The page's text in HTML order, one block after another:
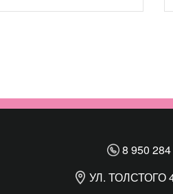
8 950 284
УЛ. ТОЛСТОГО